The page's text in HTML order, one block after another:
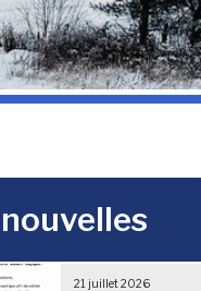
21 juillet 2026